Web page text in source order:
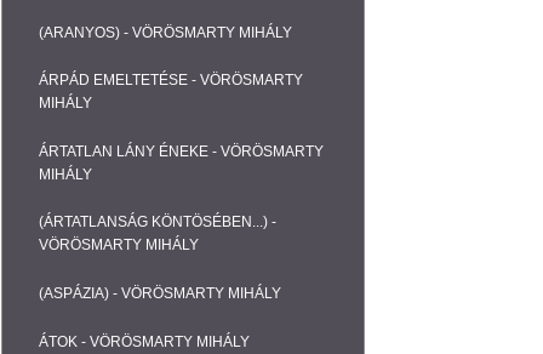
(ARANYOS) - VÖRÖSMARTY MIHÁLY
ÁRPÁD EMELTETÉSE - VÖRÖSMARTY
MIHÁLY
ÁRTATLAN LÁNY ÉNEKE - VÖRÖSMARTY
MIHÁLY
(ÁRTATLANSÁG KÖNTÖSÉBEN...) -
VÖRÖSMARTY MIHÁLY
(ASPÁZIA) - VÖRÖSMARTY MIHÁLY
ÁTOK - VÖRÖSMARTY MIHÁLY